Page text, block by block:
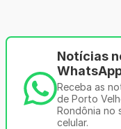
Notícias
Receba as
de Porto
Rondônia no
celular.